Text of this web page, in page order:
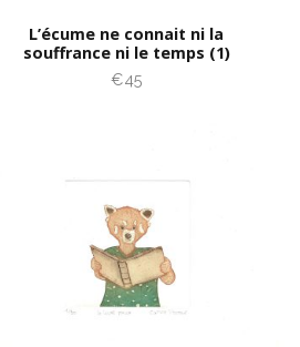
L’écume ne connait ni la
souffrance ni le temps (1)
€45